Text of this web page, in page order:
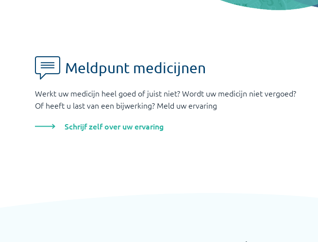
Meldpunt medicijnen
Werkt uw medicijn heel goed of juist niet? Wordt uw medicijn niet vergoed?
Of heeft u last van een bijwerking? Meld uw ervaring
Schrijf zelf over uw ervaring